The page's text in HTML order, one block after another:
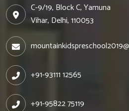
C-9/19, Block C, Yamuna
Vihar, Delhi, 110053
+91-93111 12565
+91-95822 75119